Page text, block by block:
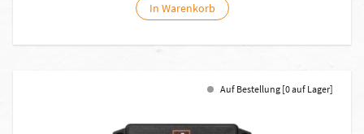
In Warenkorb
Auf Bestellung [0 auf Lager]